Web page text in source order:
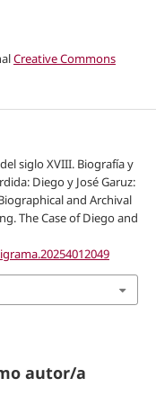
Creative Commons
siglo XVIII. Biografía y
Diego y José Garuz:
and Archival
The Case of Diego and
autor/a